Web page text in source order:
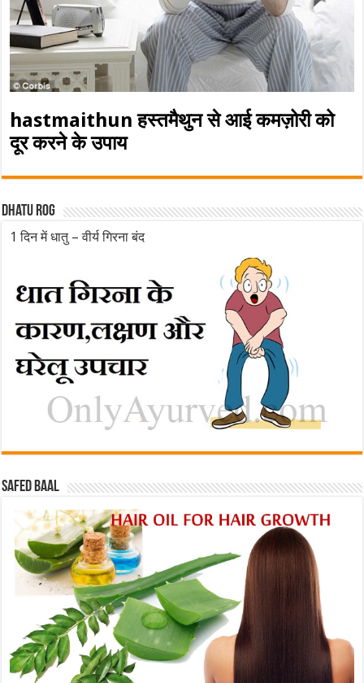
hastmaithun हस्तमैथुन से आई कमज़ोरी को
दूर करने के उपाय
Dhatu rog
1 दिन में धातु – वीर्य गिरना बंद
Safed baal